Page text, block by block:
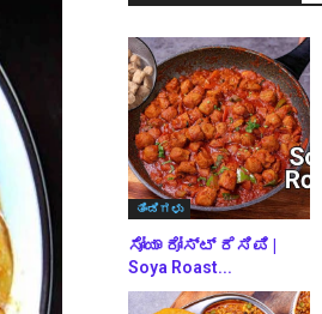
ತಿಂಡಿಗಳು
ಸೋಯಾ ರೋಸ್ಟ್ ರೆಸಿಪಿ |
Soya Roast...